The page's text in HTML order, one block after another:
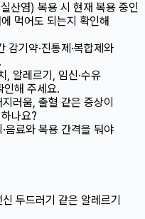
산염) 복용 시 현재 복용 중인
먹어도 되는지 확인해
감기약·진통제·복합제와
, 알레르기, 임신·수유
인해 주세요.
러움, 출혈 같은 증상이
나요?
음료와 복용 간격을 둬야
두드러기 같은 알레르기